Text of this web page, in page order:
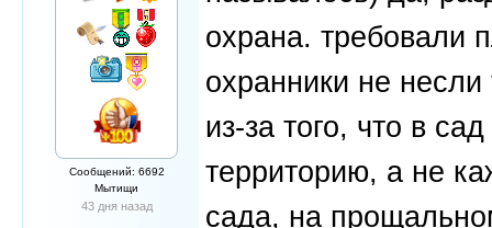
Сообщений: 6692
Мытищи
43 дня назад
охрана. требовали
охранники не
из-за того, что в
территорию, а не
сада, на